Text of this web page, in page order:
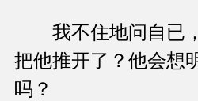
我不住地问自已，
把他推开了？他会想
吗？